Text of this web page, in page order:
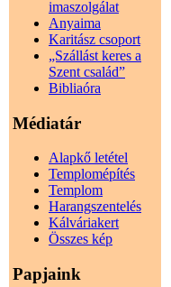
imaszolgálat
Anyaima
Karitász csoport
„Szállást keres a
Szent család”
Bibliaóra
Médiatár
Alapkő letétel
Templomépítés
Templom
Harangszentelés
Kálváriakert
Összes kép
Papjaink